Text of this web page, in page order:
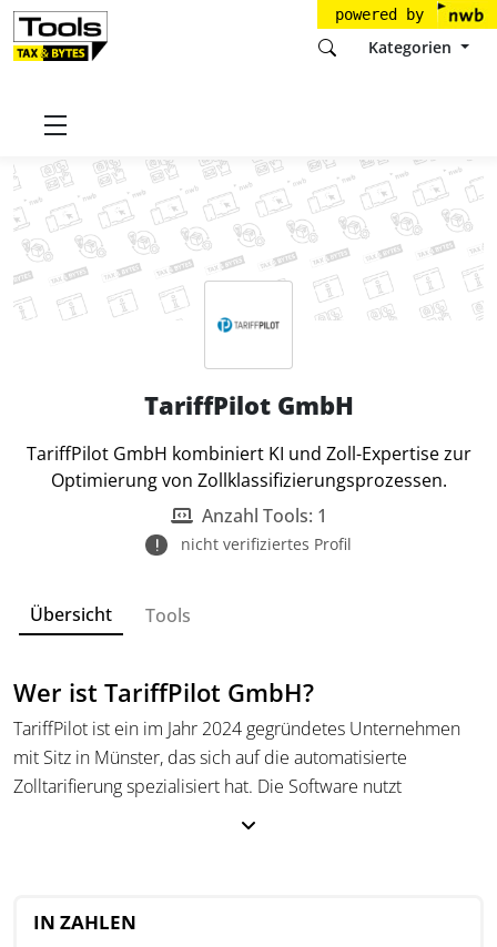
powered by
Kategorien
Startseite
TariffPilot GmbH
TariffPilot GmbH kombiniert KI und Zoll-Expertise zur
Optimierung von Zollklassifizierungsprozessen.
Anzahl Tools: 1
nicht verifiziertes Profil
Übersicht Tools
Wer ist TariffPilot GmbH?
TariffPilot ist ein im Jahr 2024 gegründetes Unternehmen
mit Sitz in Münster, das sich auf die automatisierte
Zolltarifierung spezialisiert hat. Die Software nutzt
IN ZAHLEN